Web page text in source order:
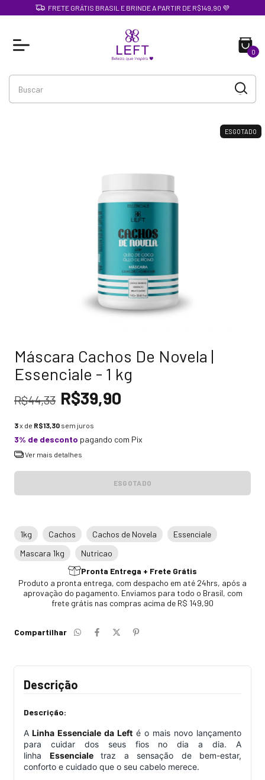
FRETE GRÁTIS BRASIL E BRINDE A PARTIR DE R$149,90 💜
0
ESGOTADO
Máscara Cachos De Novela |
Essenciale - 1 kg
R$44,33 R$39,90
3x de R$13,30 sem juros
3% de desconto pagando com Pix
Ver mais detalhes
1kg Cachos Cachos de Novela
Essenciale
Mascara 1kg
Nutricao
Pronta Entrega + Frete Grátis
Produto a pronta entrega, com despacho em até 24hrs, após a
aprovação do pagamento. Enviamos para todo o Brasil, com
frete grátis nas compras acima de R$ 149,90
Compartilhar
Descrição
Descrição:
A Linha Essenciale da Left é o mais novo lançamento
para cuidar dos seus fios no dia a dia. A
linha Essenciale traz a sensação de bem-estar,
conforto e cuidado que o seu cabelo merece.